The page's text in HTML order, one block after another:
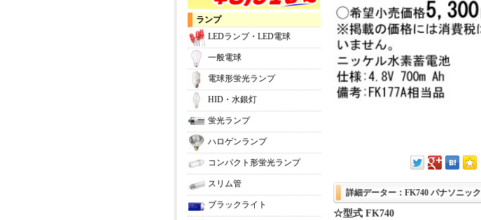
詳細データー：FK740 パナソニック
☆型式 FK740
ランプ
LEDランプ・LED電球
一般電球
電球形蛍光ランプ
HID・水銀灯
蛍光ランプ
ハロゲンランプ
コンパクト形蛍光ランプ
スリム管
ブラックライト